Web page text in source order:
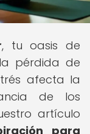
, tu oasis de
pérdida de
afecta la
de los
artículo
para